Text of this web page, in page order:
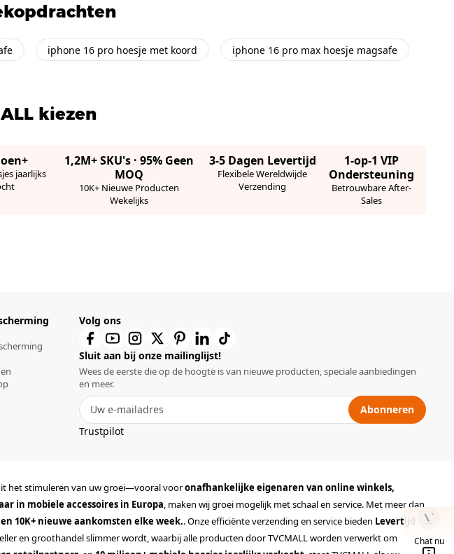
iphone 16 pro hoesje met koord iphone 16 pro max hoesje magsafe
kiezen
jaarlijks
1,2M+ SKU's · 95% Geen
MOQ
10K+ Nieuwe Producten
Wekelijks
3-5 Dagen Levertijd
Flexibele Wereldwijde
Verzending
1-op-1 VIP
Ondersteuning
Betrouwbare After-
Sales
Chat nu
Volg ons
Sluit aan bij onze mailinglijst!
Wees de eerste die op de hoogte is van nieuwe producten, speciale aanbiedingen
en meer.
Abonneren
Trustpilot
het stimuleren van uw groei—vooral vooronafhankelijke eigenaren van online winkels,
in mobiele accessoires in Europa, maken wij groei mogelijk met schaal en service. Met meer dan
10K+ nieuwe aankomsten elke week.. Onze efficiënte verzending en service bieden Levertijd
en groothandel slimmer wordt, waarbij alle producten door TVCMALL worden verwerkt om